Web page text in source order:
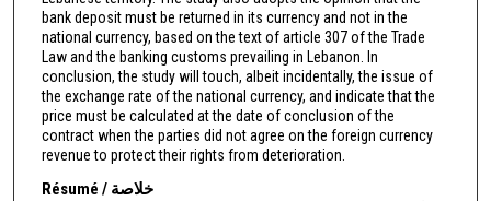
bank deposit must be returned in its currency and not in the
national currency, based on the text of article 307 of the Trade
Law and the banking customs prevailing in Lebanon. In
conclusion, the study will touch, albeit incidentally, the issue of
the exchange rate of the national currency, and indicate that the
price must be calculated at the date of conclusion of the
contract when the parties did not agree on the foreign currency
revenue to protect their rights from deterioration.
Résumé / خلاصة